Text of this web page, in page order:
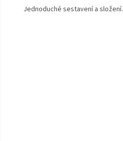
Jednoduché sestavení a složení.